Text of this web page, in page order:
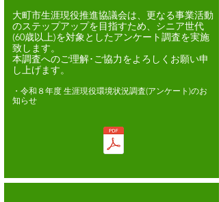
大町市生涯現役推進協議会は、更なる事業活動
のステップアップを目指すため、シニア世代
(60歳以上)を対象としたアンケート調査を実施
致します。
​本調査へのご理解･ご協力をよろしくお願い申
し上げます。
・令和８年度 生涯現役環境状況調査(アンケート)のお
知らせ​